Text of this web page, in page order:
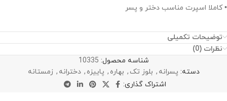
• کاملا اسپرت مناسب دختر و پسر
توضیحات تکمیلی
نظرات (0)
شناسه محصول: 10335
دسته: پسرانه , بلوز تک , بهاره , پاییزه , دخترانه , زمستانه
اشتراک گذاری: